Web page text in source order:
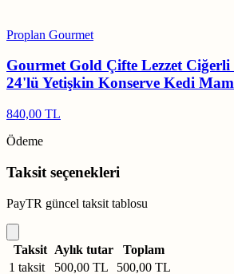
Proplan Gourmet
Gourmet Gold Çifte Lezzet Ciğerli
24'lü Yetişkin Konserve Kedi
840,00 TL
Ödeme
Taksit seçenekleri
PayTR güncel taksit tablosu
Taksit Aylık tutar
Toplam
1 taksit
500,00 TL
500,00 TL